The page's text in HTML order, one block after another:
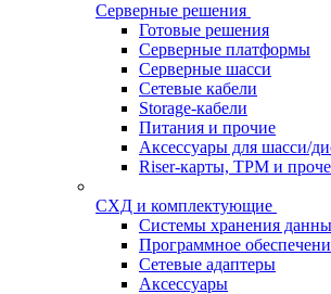
Серверные решения
Готовые решения
Серверные платформы
Серверные шасси
Сетевые кабели
Storage-кабели
Питания и прочие
Аксессуары для шасси/
Riser-карты, TPM и
СХД и комплектующие
Системы хранения
Программное
Сетевые адаптеры
Аксессуары